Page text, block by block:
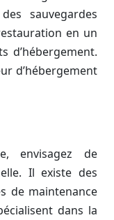
sauvegardes
en un
d’hébergement.
d’hébergement
envisagez de
Il existe des
de maintenance
dans la